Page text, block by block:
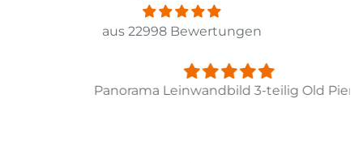
aus 22998 Bewertungen
Panorama Leinwandbild 3-teilig Old Pier Ii